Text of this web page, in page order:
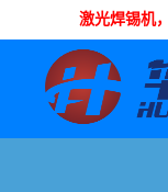
激光焊锡机